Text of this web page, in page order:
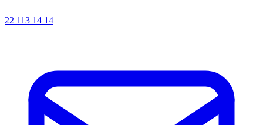
22 113 14 14